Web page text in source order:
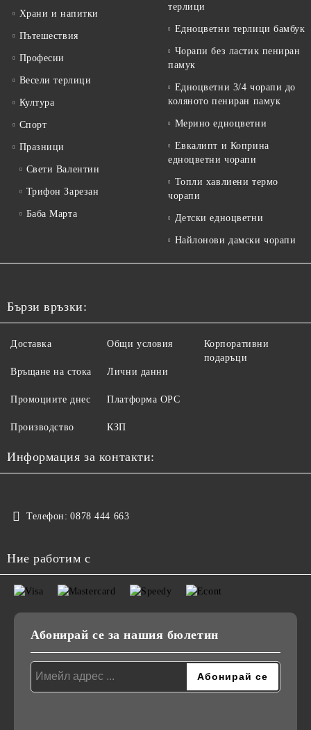
Храни и напитки
Пътешествия
Професии
Весели терлици
Култура
Спорт
Празници
Свети Валентин
Трифон Зарезан
Баба Марта
терлици
Едноцветни терлици бамбук
Чорапи без ластик пениран
памук
Едноцветни 3/4 чорапи до
коляното пениран памук
Мерино едноцветни
Евкалипт и Коприна
едноцветни чорапи
Топли хавлиени термо
чорапи
Детски едноцветни
Найлонови дамски чорапи
Бързи връзки:
Доставка
Връщане на стока
Промоциите днес
Производство
Общи условия
Лични данни
Платформа ОРС
КЗП
Корпоративни
подаръци
Информация за контакти:
Телефон: 0878 444 663
Ние работим с
Абонирай се за нашия бюлетин